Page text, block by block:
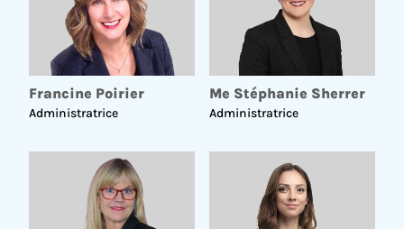
Francine Poirier
Administratrice
Me Stéphanie Sherrer
Administratrice